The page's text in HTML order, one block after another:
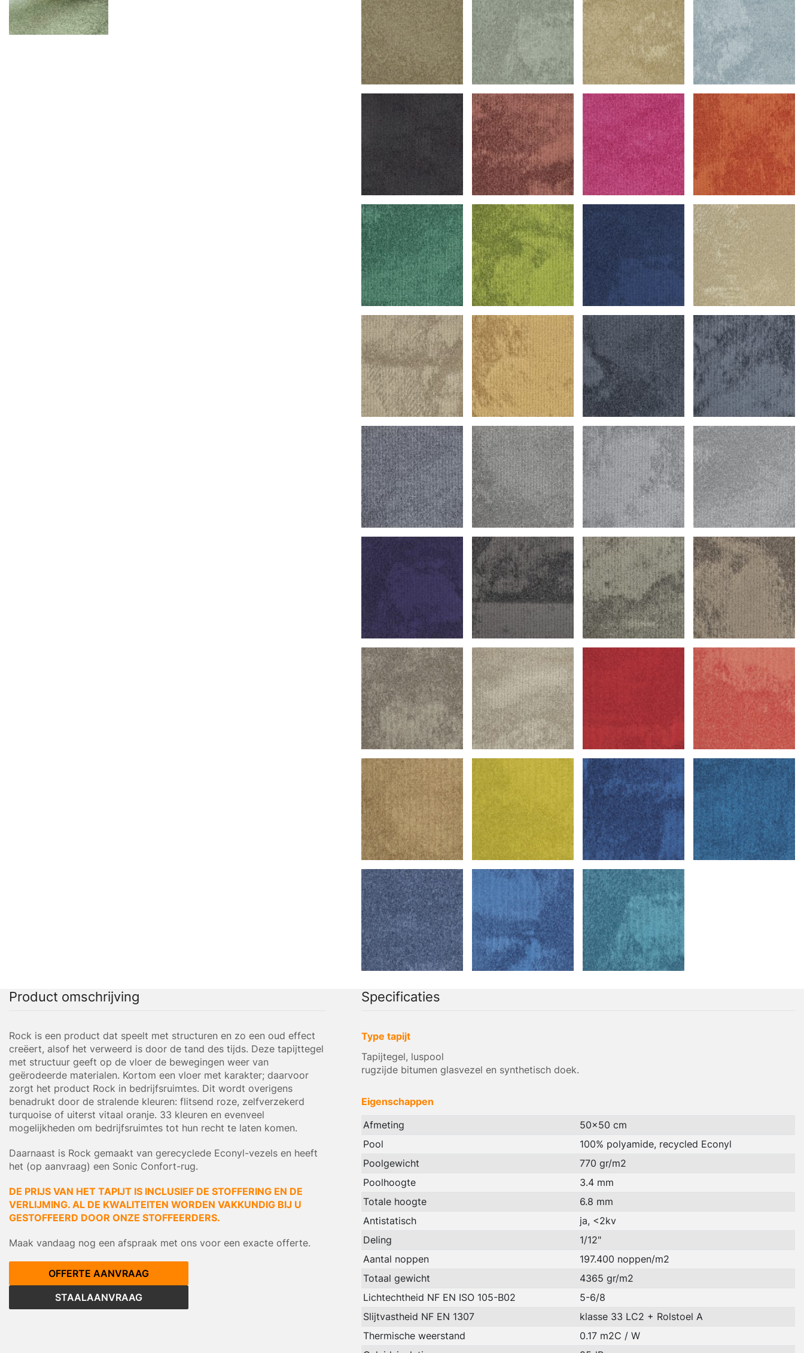
Product omschrijving
Rock is een product dat speelt met structuren en zo een oud effect
creëert, alsof het verweerd is door de tand des tijds. Deze tapijttegel
met structuur geeft op de vloer de bewegingen weer van
geërodeerde materialen. Kortom een vloer met karakter; daarvoor
zorgt het product Rock in bedrijfsruimtes. Dit wordt overigens
benadrukt door de stralende kleuren: flitsend roze, zelfverzekerd
turquoise of uiterst vitaal oranje. 33 kleuren en evenveel
mogelijkheden om bedrijfsruimtes tot hun recht te laten komen.
Daarnaast is Rock gemaakt van gerecyclede Econyl-vezels en heeft
het (op aanvraag) een Sonic Confort-rug.
DE PRIJS VAN HET TAPIJT IS INCLUSIEF DE STOFFERING EN DE
VERLIJMING. AL DE KWALITEITEN WORDEN VAKKUNDIG BIJ U
GESTOFFEERD DOOR ONZE STOFFEERDERS.
Maak vandaag nog een afspraak met ons voor een exacte offerte.
OFFERTE AANVRAAG
STAALAANVRAAG
Specificaties
Type tapijt
Tapijtegel, luspool
rugzijde bitumen glasvezel en synthetisch doek.
Eigenschappen
Afmeting
50x50 cm
Pool
100% polyamide, recycled Econyl
Poolgewicht
770 gr/m2
Poolhoogte
3.4 mm
Totale hoogte
6.8 mm
Antistatisch
ja, <2kv
Deling
1/12"
Aantal noppen
197.400 noppen/m2
Totaal gewicht
4365 gr/m2
Lichtechtheid NF EN ISO 105-B02
5-6/8
Slijtvastheid NF EN 1307
klasse 33 LC2 + Rolstoel A
Thermische weerstand
0.17 m2C / W